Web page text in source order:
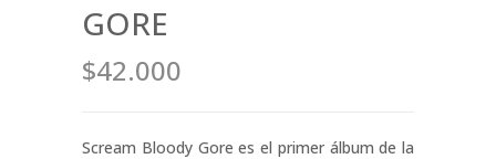
GORE
$42.000
Scream Bloody Gore es el primer álbum de la